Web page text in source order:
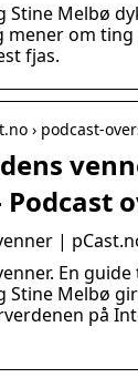
Stine Melbø
mener om
fjas.
› podcast-
Podcast
|
En
Stine Melbø
på